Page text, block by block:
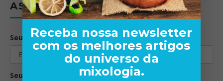
ASSINE A NEWSLETTER
Seu nome:
Seu email:
Receba nossa newsletter
com os melhores artigos
do universo da
mixologia.